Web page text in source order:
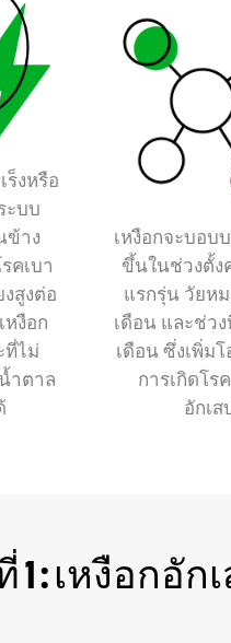
งหรือ
ะบบ
าง
คเบา
สูงต่อ
งือก
ที่ไม่
ำตาล
เหงือกจะบอบ
ขึ้นในช่วงตั้ง
แรกรุ่น วัยห
เดือน และช่ว
เดือน ซึ่งเพิ่ม
การเกิดโร
อักเส
1 : เหงือกอัก